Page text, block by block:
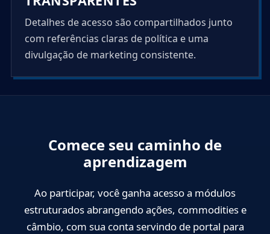
Detalhes de acesso são compartilhados junto
com referências claras de política e uma
divulgação de marketing consistente.
Comece seu caminho de
aprendizagem
Ao participar, você ganha acesso a módulos
estruturados abrangendo ações, commodities e
câmbio, com sua conta servindo de portal para